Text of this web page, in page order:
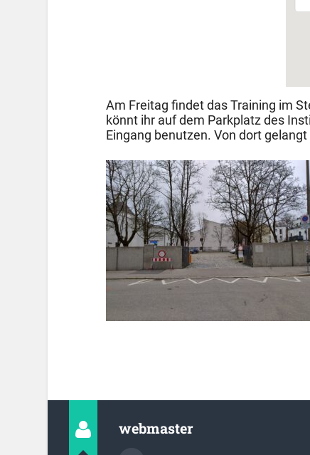
Am Freitag findet das Training im
könnt ihr auf dem Parkplatz des
Eingang benutzen. Von dort
webmaster